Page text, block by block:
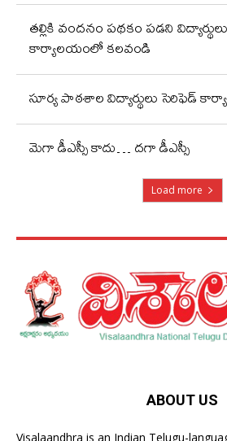
తల్లికి వందనం పథకం పడని
కార్యాలయంలో కలవండి
సూర్య పాఠశాల విద్యార్థులు సెరిఫెడ్
మెగా డీఎస్సీ కాదు… దగా డీఎస్సీ
Load more
ABOUT US
Visalaandhra is an Indian Telugu-